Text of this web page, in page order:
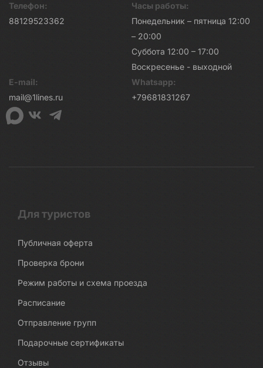
Телефон:
88129523362
Часы работы:
Понедельник – пятница 12:00
– 20:00
Суббота 12:00 – 17:00
Воскресенье - выходной
E-mail:
mail@1lines.ru
Whatsapp:
+79681831267
Для туристов
Публичная оферта
Проверка брони
Режим работы и схема проезда
Расписание
Отправление групп
Подарочные сертификаты
Отзывы